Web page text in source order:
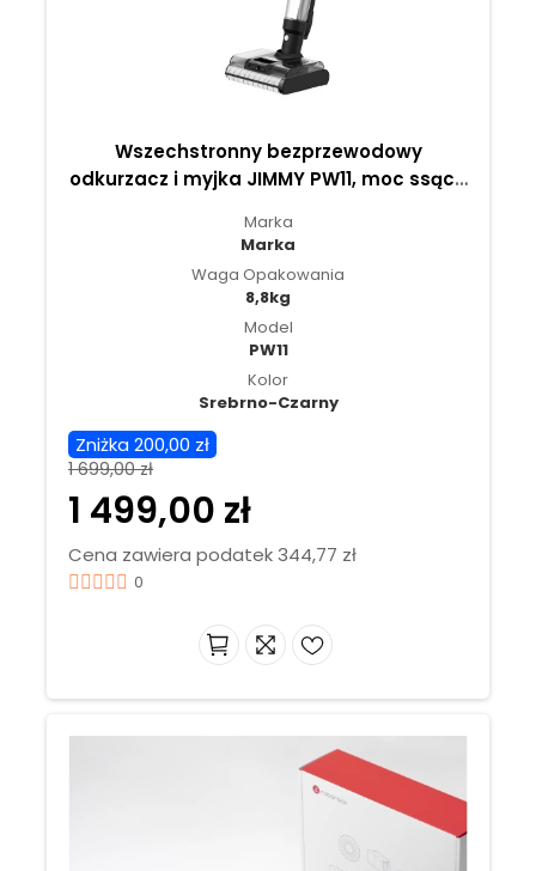
Wszechstronny bezprzewodowy
odkurzacz i myjka JIMMY PW11, moc ssąca
Marka
Marka
Waga Opakowania
8,8kg
Model
PW11
Kolor
Srebrno-Czarny
Zniżka 200,00 zł
1 699,00 zł
1 499,00 zł
Cena zawiera podatek 344,77 zł
0